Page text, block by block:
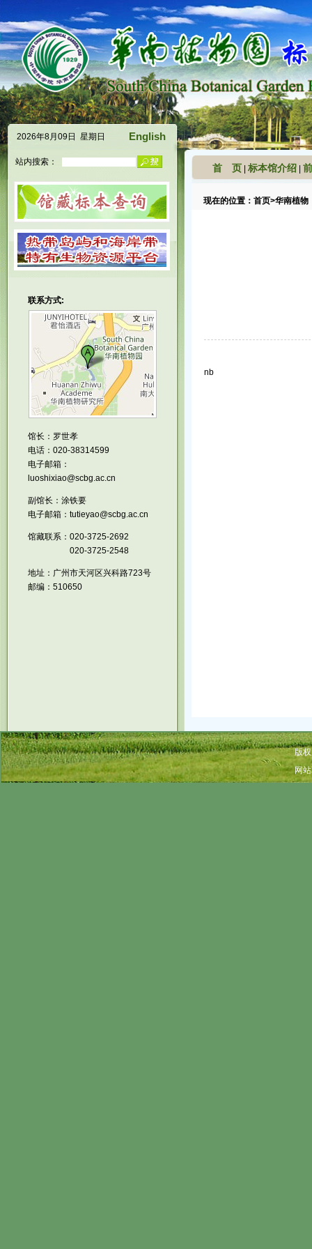
2026年8月09日 星期日 English
站内搜索：
联系方式:
馆长：罗世孝
电话：020-38314599
电子邮箱：
luoshixiao@scbg.ac.cn
副馆长：涂铁要
电子邮箱：tutieyao@scbg.ac.cn
馆藏联系：020-3725-2692
020-3725-2548
地址：广州市天河区兴科路723号
邮编：510650
首 页 标本馆介绍
现在的位置： 首页>华南植物
nb
版
网